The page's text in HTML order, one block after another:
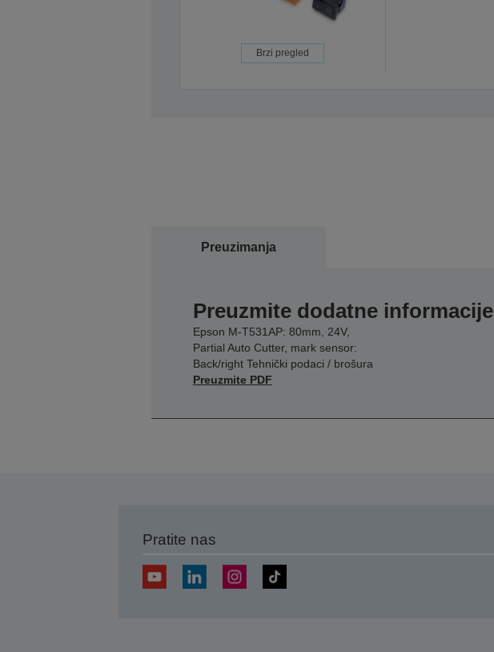
Brzi pregled
Preuzimanja
Preuzmite dodatne informacije
Epson M-T531AP: 80mm, 24V,
Partial Auto Cutter, mark sensor:
Back/right Tehnički podaci / brošura
Preuzmite PDF
Pratite nas